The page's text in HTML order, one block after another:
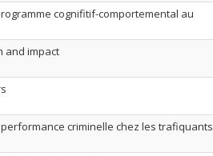
cognifitif-comportemental au
and impact
criminelle chez les trafiquants